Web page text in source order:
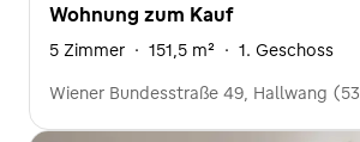
Wohnung zum Kauf
5 Zimmer · 151,5 m² · 1. Geschoss
Wiener Bundesstraße 49, Hallwang